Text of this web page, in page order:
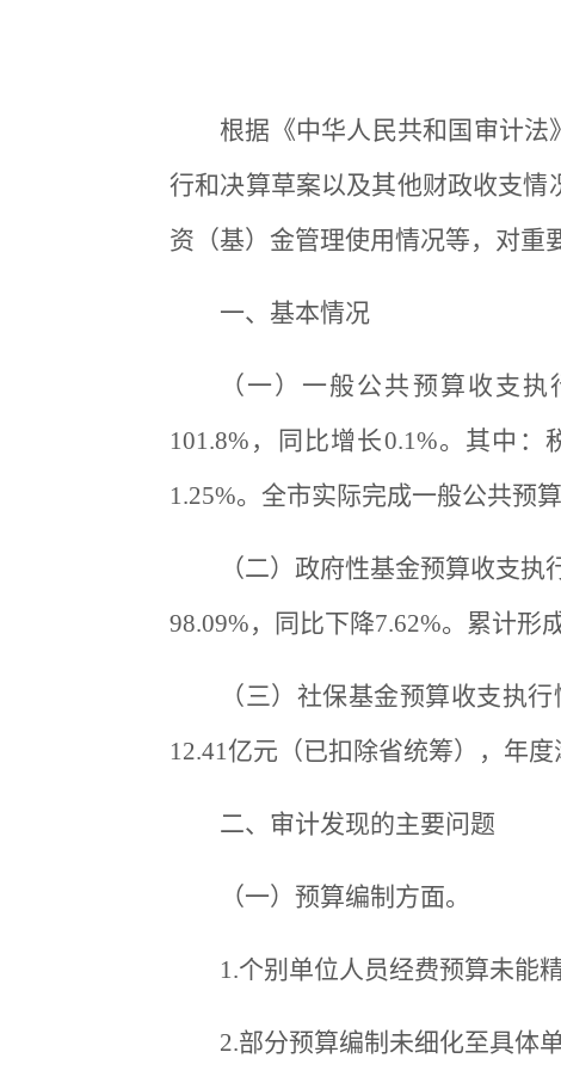
根据《中华人民共和国审计法
行和决算草案以及其他财政收支
资（基）金管理使用情况等，对重
一、基本情况
（一）一般公共预算收支
101.8%，同比增长0.1%。其中
1.25%。全市实际完成一般公共预
（二）政府性基金预算收支
98.09%，同比下降7.62%。累计形
（三）社保基金预算收支执
12.41亿元（已扣除省统筹），年度
二、审计发现的主要问题
（一）预算编制方面。
1.个别单位人员经费预算未能
2.部分预算编制未细化至具体